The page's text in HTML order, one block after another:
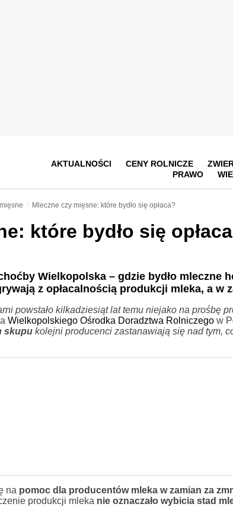
AKTUALNOŚCI CENY ROLNICZE
PRAWO
Mleczne czy mięsne: które bydło się opłaca?
które bydło się
Wielkopolska – gdzie bydło mleczne
z opłacalnością produkcji mleka, a w
powstało kilkadziesiąt lat temu niejako na prośbę
Wielkopolskiego Ośrodka Doradztwa Rolniczegow
skupukolejni producenci zastanawiają się nad tym,
na pomoc dla producentów mleka w zamian za
produkcji mleka nie oznaczało wybicia stad